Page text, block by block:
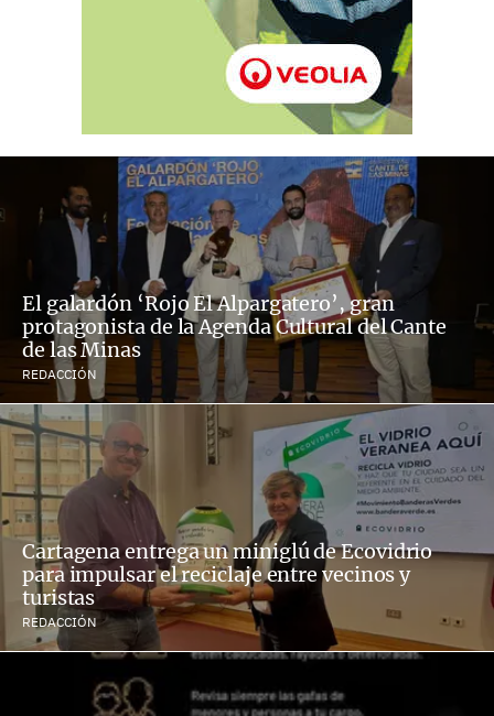
El galardón ‘Rojo El Alpargatero’, gran
protagonista de la Agenda Cultural del Cante
de las Minas
REDACCIÓN
Cartagena entrega un miniglú de Ecovidrio
para impulsar el reciclaje entre vecinos y
turistas
REDACCIÓN